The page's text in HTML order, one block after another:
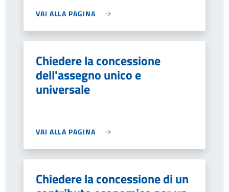
VAI ALLA PAGINA
Chiedere la concessione
dell'assegno unico e
universale
VAI ALLA PAGINA
Chiedere la concessione di un